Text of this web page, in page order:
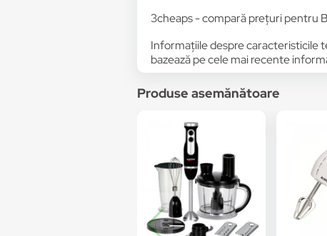
3cheaps - compară prețuri pentru
Informațiile despre caracteristicile
bazează pe cele mai recente
Produse asemănătoare